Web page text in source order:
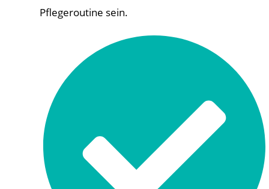
Pflegeroutine sein.